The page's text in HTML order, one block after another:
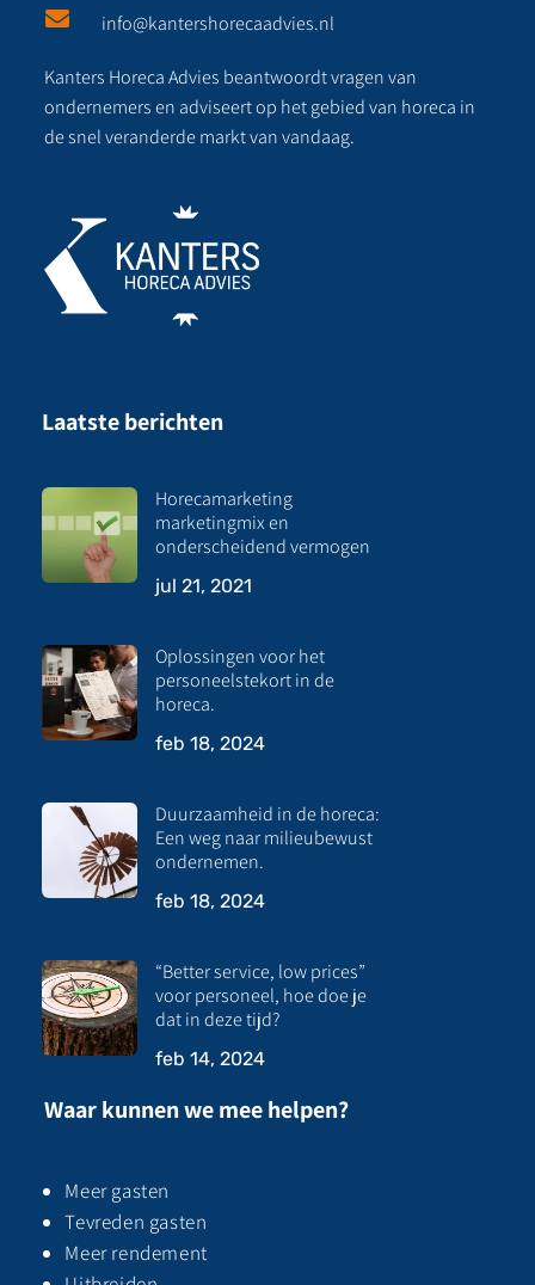

info@kantershorecaadvies.nl
Kanters Horeca Advies beantwoordt vragen van
ondernemers en adviseert op het gebied van horeca in
de snel veranderde markt van vandaag.
Laatste berichten
Horecamarketing
marketingmix en
onderscheidend vermogen
jul 21, 2021
Oplossingen voor het
personeelstekort in de
horeca.
feb 18, 2024
Duurzaamheid in de horeca:
Een weg naar milieubewust
ondernemen.
feb 18, 2024
“Better service, low prices”
voor personeel, hoe doe je
dat in deze tijd?
feb 14, 2024
Waar kunnen we mee helpen?
Meer gasten
Tevreden gasten
Meer rendement